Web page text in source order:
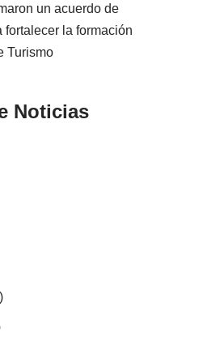
un acuerdo de
fortalecer la formación
Turismo
Noticias